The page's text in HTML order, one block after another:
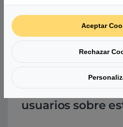
Va muy bien y más por el precio
Alejandro Núñez Diaz–17/01/
Preguntas y
usuarios sobre
Aceptar
Rechazar